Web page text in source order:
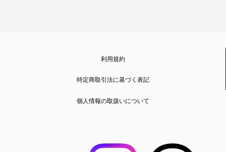
利用規約
特定商取引法に基づく表記
個人情報の取扱いについて